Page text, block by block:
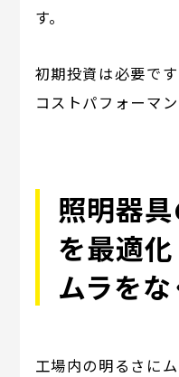
す。
初期投資は必要で
コストパフォーマ
照明器
を最適
ムラを
工場内の明るさに